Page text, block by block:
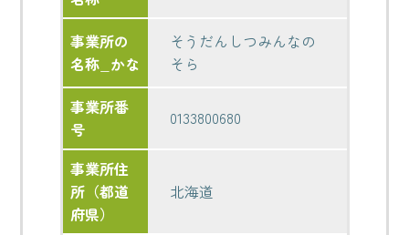
事業所の
名称_かな
そうだんしつみんなの
そら
事業所番
号
0133800680
事業所住
所（都道
府県）
北海道